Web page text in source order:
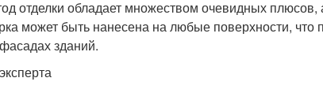
отделки обладает множеством очевидных
может быть нанесена на любые поверхности,
зданий.